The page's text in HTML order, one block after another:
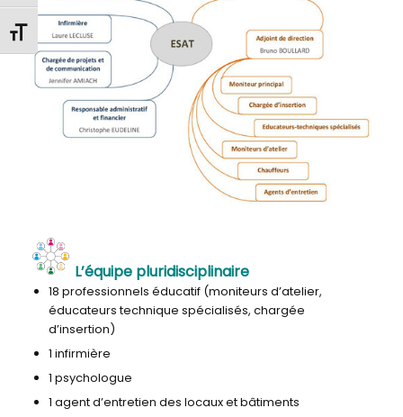
Changer la taille de la police
L’équipe pluridisciplinaire
18 professionnels éducatif (moniteurs d’atelier,
éducateurs technique spécialisés, chargée
d’insertion)
1 infirmière
1 psychologue
1 agent d’entretien des locaux et bâtiments